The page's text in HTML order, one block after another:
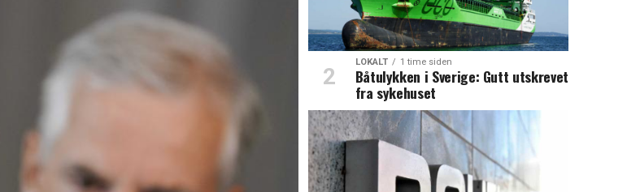
LOKALT 1 time siden
Båtulykken i Sverige: Gutt utskrevet
fra sykehuset